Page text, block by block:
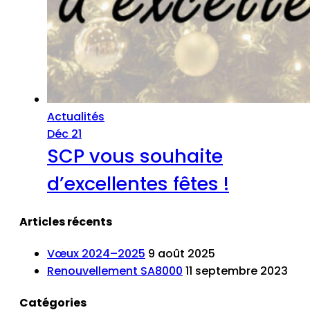
Actualités
Déc 21
SCP vous souhaite
d’excellentes fêtes !
Articles récents
Vœux 2024–2025 9 août 2025
Renouvellement SA8000 11 septembre 2023
Catégories